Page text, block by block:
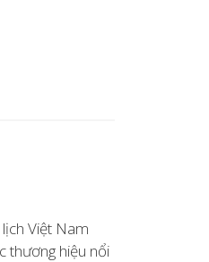
Việt Nam
thương hiệu nổi